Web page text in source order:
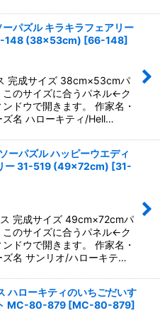
パズル キラキラフェアリー
148 (38×53cm) [66-148]
完成サイズ 38cm×53cmパ
このサイズに合うパネル←ク
ドウで開きます。 作家名・
ズ名 ハローキティ/Hell…
パズル ハッピーウエディ
ー 31-519 (49×72cm) [31-
完成サイズ 49cm×72cmパ
このサイズに合うパネル←ク
ドウで開きます。 作家名・
ズ名 サンリオ/ハローキテ…
ハローキティのいちごだいす
MC-80-879 [MC-80-879]